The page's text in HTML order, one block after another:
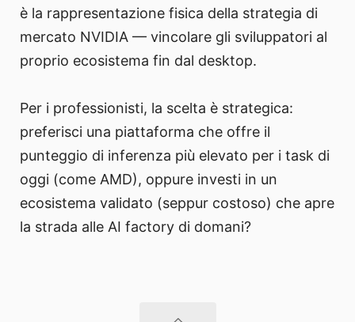
è la rappresentazione fisica della strategia di
mercato NVIDIA — vincolare gli sviluppatori al
proprio ecosistema fin dal desktop.
Per i professionisti, la scelta è strategica:
preferisci una piattaforma che offre il
punteggio di inferenza più elevato per i task di
oggi (come AMD), oppure investi in un
ecosistema validato (seppur costoso) che apre
la strada alle AI factory di domani?